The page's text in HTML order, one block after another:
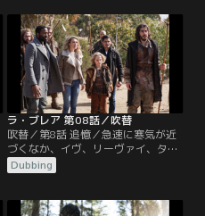
る」という厳しい警告を受けて疑問
視され、イヴはつらい選択を迫られ
ることになる。
ラ・ブレア 第08話／吹替
吹替／第8話 追憶／急速に寒気が近
づくなか、イヴ、リーヴァイ、タイ
は前回、命を奪われそうになったに
も関わらず、謎の要塞に舞い戻る。
してもらうためだ。イジーの痛みを
Dubbing